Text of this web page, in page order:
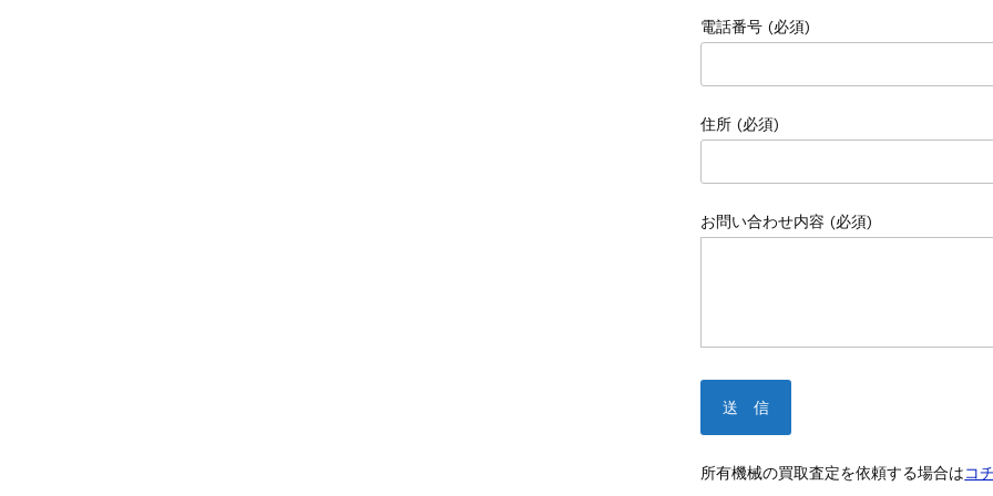
電話番号 (必須)
住所 (必須)
お問い合わせ内容 (必須)
所有機械の買取査定を依頼する場合はコ